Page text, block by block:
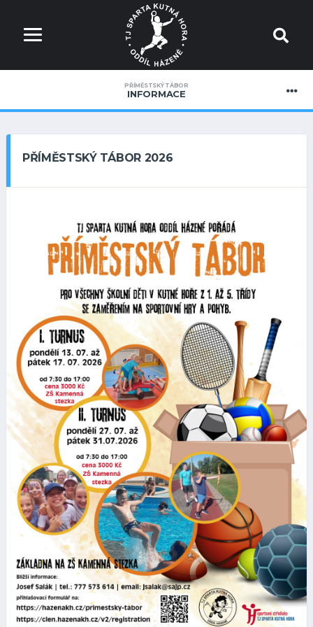
PŘÍMĚSTSKÝ TÁBOR
INFORMACE
PŘÍMĚSTSKÝ TÁBOR 2026